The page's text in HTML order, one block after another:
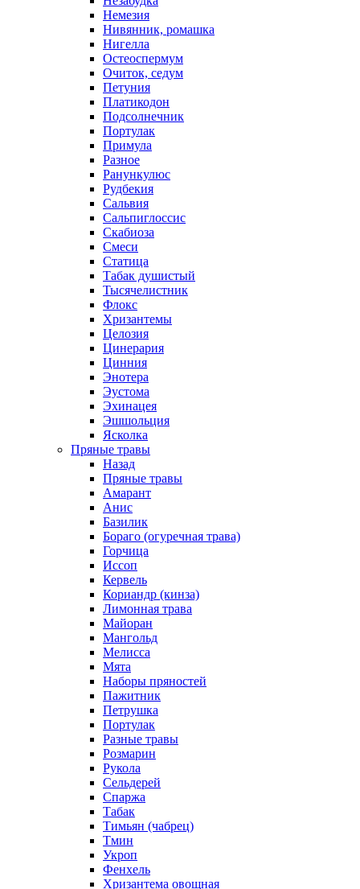
Немезия
Нивянник, ромашка
Нигелла
Остеоспермум
Очиток, седум
Петуния
Платикодон
Подсолнечник
Портулак
Примула
Разное
Ранункулюс
Рудбекия
Сальвия
Сальпиглоссис
Скабиоза
Смеси
Статица
Табак душистый
Тысячелистник
Флокс
Хризантемы
Целозия
Цинерария
Цинния
Энотера
Эустома
Эхинацея
Эшшольция
Ясколка
Пряные травы
Назад
Пряные травы
Амарант
Анис
Базилик
Бораго (огуречная трава)
Горчица
Иссоп
Кервель
Кориандр (кинза)
Лимонная трава
Майоран
Мангольд
Мелисса
Мята
Наборы пряностей
Пажитник
Петрушка
Портулак
Разные травы
Розмарин
Рукола
Сельдерей
Спаржа
Табак
Тимьян (чабрец)
Тмин
Укроп
Фенхель
Хризантема овощная